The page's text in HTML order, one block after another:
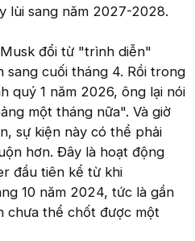
lùi sang năm 2027-2028.
đổi từ "trình diễn"
cuối tháng 4. Rồi trong
quý 1 năm 2026, ông lại nói
một tháng nữa". Và giờ
sự kiện này có thể phải
hơn. Đây là hoạt động
đầu tiên kể từ khi
10 năm 2024, tức là gần
chưa thể chốt được một